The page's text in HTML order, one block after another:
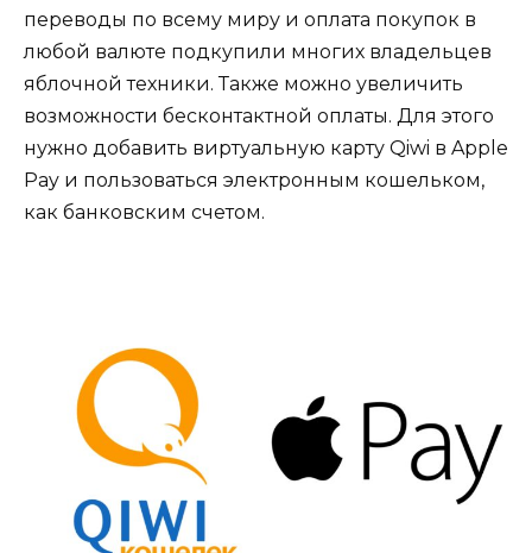
переводы по всему миру и оплата покупок в
любой валюте подкупили многих владельцев
яблочной техники. Также можно увеличить
возможности бесконтактной оплаты. Для этого
нужно добавить виртуальную карту Qiwi в Apple
Pay и пользоваться электронным кошельком,
как банковским счетом.